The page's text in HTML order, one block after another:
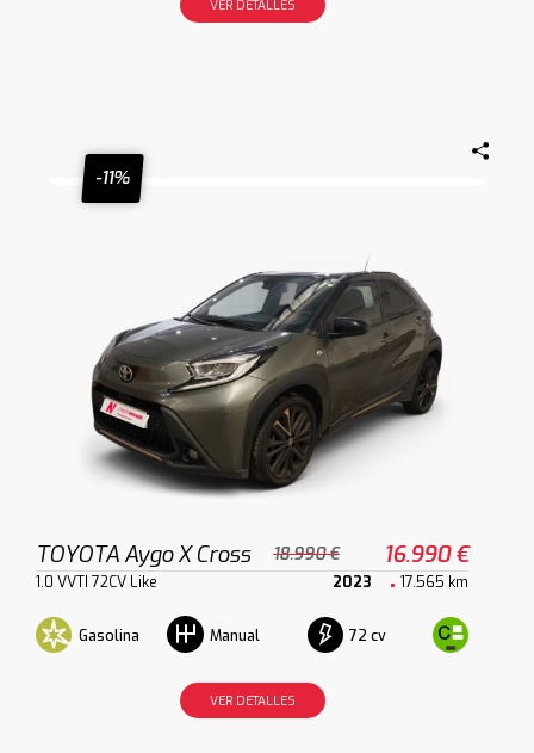
VER DETALLES
-11%
TOYOTA Aygo X Cross 18.990 € 16.990 €
1.0 VVTI 72CV Like 2023 17.565 km
Gasolina Manual 72 cv
VER DETALLES